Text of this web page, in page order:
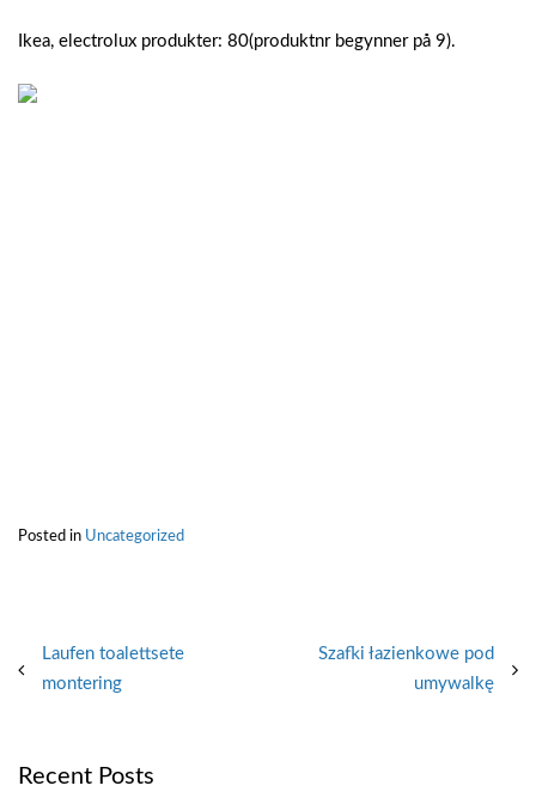
Ikea, electrolux produkter: 80(produktnr begynner på 9).
Posted in Uncategorized
Post
navigation
Laufen toalettsete
montering
Szafki łazienkowe pod
umywalkę
Recent Posts